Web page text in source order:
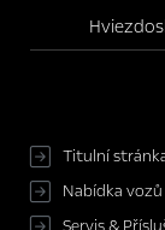
Titulní
Nabídka vozů